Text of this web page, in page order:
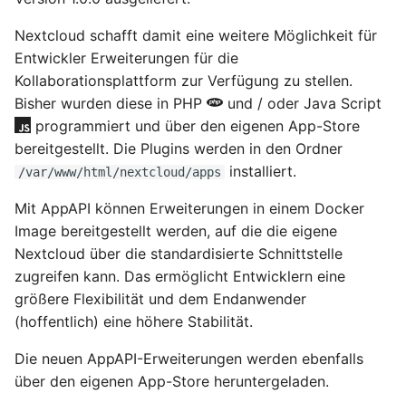
t
i
a
l
s
i
e
r
Januar 2026
November 2025
Oktober 2025
September 2025
August 2025
Juli 2025
Mai 2025
März 2025
Nitrokey
OpenWrt
Pi-hole
Qubes OS
Raspberry-Pi
Software
Synology
Windows
Linux
Ansible
LaTeX
Tools & Apps
Docker auflisten
Container starten
Container restart
Container stoppen
Container löschen
Container update
Spende
zur Verwaltung von
Schlüsselpaaren
OpenPGP-Schlüssel auf
den YubiKey exportieren
Öffentlichen SSH-
Schlüssel auf Linux-
Server übertragen und
für passwortlose
Anmeldung nutzen
YubiKey als zweiten
Faktor für den
Passwortmanager
KeePassXC
OpenWrt – Let's Encrypt
Secure LuCi Access Via
SSH
Secure LuCi Access Via SSH
Network Configuration
OpenWrt - Network
Configuration
Statistik And Monitoring
OpenWrt - Statistik And
Monitoring
Stubby
System Configuration
Nextcloud schafft damit eine weitere Möglichkeit für
Entwickler Erweiterungen für die
Kollaborationsplattform zur Verfügung zu stellen.
Bisher wurden diese in PHP
und / oder Java Script
programmiert und über den eigenen App-Store
bereitgestellt. Die Plugins werden in den Ordner
/var/www/html/nextcloud/apps installiert.
Mit AppAPI können Erweiterungen in einem Docker
Image bereitgestellt werden, auf die die eigene
Nextcloud über die standardisierte Schnittstelle
zugreifen kann. Das ermöglicht Entwicklern eine
größere Flexibilität und dem Endanwender
(hoffentlich) eine höhere Stabilität.
Die neuen AppAPI-Erweiterungen werden ebenfalls
über den eigenen App-Store heruntergeladen.